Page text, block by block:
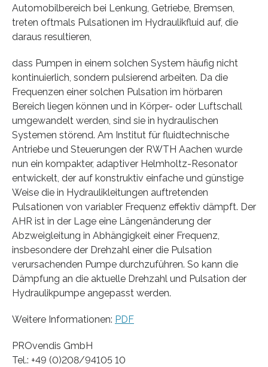
Automobilbereich bei Lenkung, Getriebe, Bremsen,
treten oftmals Pulsationen im Hydraulikfluid auf, die
daraus resultieren,
dass Pumpen in einem solchen System häufig nicht
kontinuierlich, sondern pulsierend arbeiten. Da die
Frequenzen einer solchen Pulsation im hörbaren
Bereich liegen können und in Körper- oder Luftschall
umgewandelt werden, sind sie in hydraulischen
Systemen störend. Am Institut für fluidtechnische
Antriebe und Steuerungen der RWTH Aachen wurde
nun ein kompakter, adaptiver Helmholtz-Resonator
entwickelt, der auf konstruktiv einfache und günstige
Weise die in Hydraulikleitungen auftretenden
Pulsationen von variabler Frequenz effektiv dämpft. Der
AHR ist in der Lage eine Längenänderung der
Abzweigleitung in Abhängigkeit einer Frequenz,
insbesondere der Drehzahl einer die Pulsation
verursachenden Pumpe durchzuführen. So kann die
Dämpfung an die aktuelle Drehzahl und Pulsation der
Hydraulikpumpe angepasst werden.
Weitere Informationen: PDF
PROvendis GmbH
Tel.: +49 (0)208/94105 10